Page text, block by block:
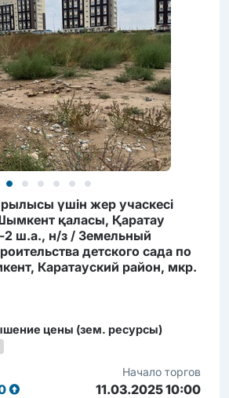
үшін жер учаскесі
қаласы, Қаратау
2 ш.а., н/з / Земельный
детского сада по
Каратауский район, мкр.
цены (зем. ресурсы)
Начало торгов
11.03.2025 10:00